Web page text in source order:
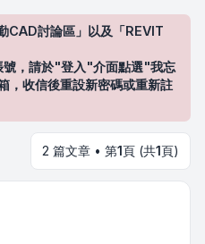
討論區」以及「REVIT
，請於"登入"介面點選"我忘
，收信後重設新密碼或重新註
2 篇文章 • 第1頁 (共1頁)